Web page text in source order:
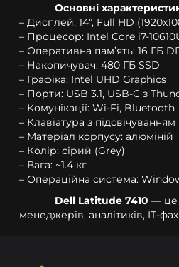
Основні
– Дисплей: 14", Full HD
– Процесор: Intel Core i7-
– Оперативна пам’ять: 16 ГБ
– Накопичувач: 480 ГБ SSD
– Графіка: Intel UHD Graphics
– Порти: USB 3.1, USB-C з
– Комунікації: Wi-Fi, Bluetooth
– Клавіатура з підсвічуванням
– Матеріал корпусу: алюміній
– Колір: сірий (Grey)
– Вага: ~1.4 кг
– Операційна система:
Dell Latitude 7410 — це
менеджерів, аналітиків, IT-